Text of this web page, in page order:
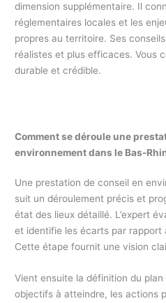
dimension supplémentaire. Il
réglementaires locales et les
propres au territoire. Ses
réalistes et plus efficaces. Vous
durable et crédible.
Comment se déroule une
environnement dans le Bas-
Une prestation de conseil en
suit un déroulement précis et
état des lieux détaillé. L’expert
et identifie les écarts par rapport
Cette étape fournit une vision
Vient ensuite la définition du plan
objectifs à atteindre, les actions